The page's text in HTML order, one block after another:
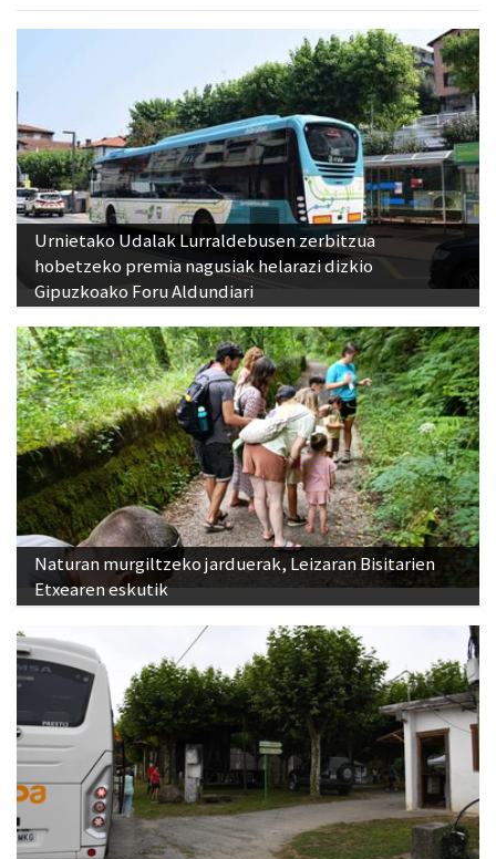
Urnietako Udalak Lurraldebusen zerbitzua
hobetzeko premia nagusiak helarazi dizkio
Gipuzkoako Foru Aldundiari
Naturan murgiltzeko jarduerak, Leizaran Bisitarien
Etxearen eskutik